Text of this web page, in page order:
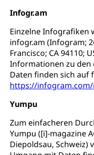
Infogr.am
Einzelne Infografiken
infogr.am (Infogram;
Francisco; CA 94110;
Informationen zu den
Daten finden sich auf
https://
Yumpu
Zum einfacheren
Yumpu ([i]-magazine
Diepoldsau, Schweiz)